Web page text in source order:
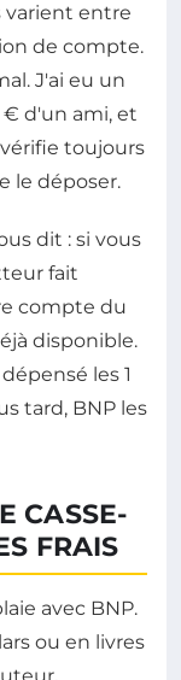
varient entre
de compte.
J'ai eu un
d'un ami, et
toujours
le déposer.
dit : si vous
fait
compte du
disponible.
les 1
tard, BNP les
CASSE-
FRAIS
avec BNP.
ou en livres